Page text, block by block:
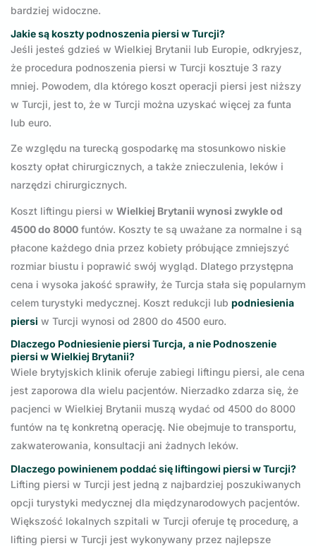
bardziej widoczne.
Jakie są koszty podnoszenia piersi w Turcji?
Jeśli jesteś gdzieś w Wielkiej Brytanii lub Europie, odkryjesz,
że procedura podnoszenia piersi w Turcji kosztuje 3 razy
mniej. Powodem, dla którego koszt operacji piersi jest niższy
w Turcji, jest to, że w Turcji można uzyskać więcej za funta
lub euro.
Ze względu na turecką gospodarkę ma stosunkowo niskie
koszty opłat chirurgicznych, a także znieczulenia, leków i
narzędzi chirurgicznych.
Koszt liftingu piersi w Wielkiej Brytanii wynosi zwykle od
4500 do 8000 funtów. Koszty te są uważane za normalne i są
płacone każdego dnia przez kobiety próbujące zmniejszyć
rozmiar biustu i poprawić swój wygląd. Dlatego przystępna
cena i wysoka jakość sprawiły, że Turcja stała się popularnym
celem turystyki medycznej. Koszt redukcji lub podniesienia
piersi w Turcji wynosi od 2800 do 4500 euro.
Dlaczego Podniesienie piersi Turcja, a nie Podnoszenie
piersi w Wielkiej Brytanii?
Wiele brytyjskich klinik oferuje zabiegi liftingu piersi, ale cena
jest zaporowa dla wielu pacjentów. Nierzadko zdarza się, że
pacjenci w Wielkiej Brytanii muszą wydać od 4500 do 8000
funtów na tę konkretną operację. Nie obejmuje to transportu,
zakwaterowania, konsultacji ani żadnych leków.
Dlaczego powinienem poddać się liftingowi piersi w Turcji?
Lifting piersi w Turcji jest jedną z najbardziej poszukiwanych
opcji turystyki medycznej dla międzynarodowych pacjentów.
Większość lokalnych szpitali w Turcji oferuje tę procedurę, a
lifting piersi w Turcji jest wykonywany przez najlepsze